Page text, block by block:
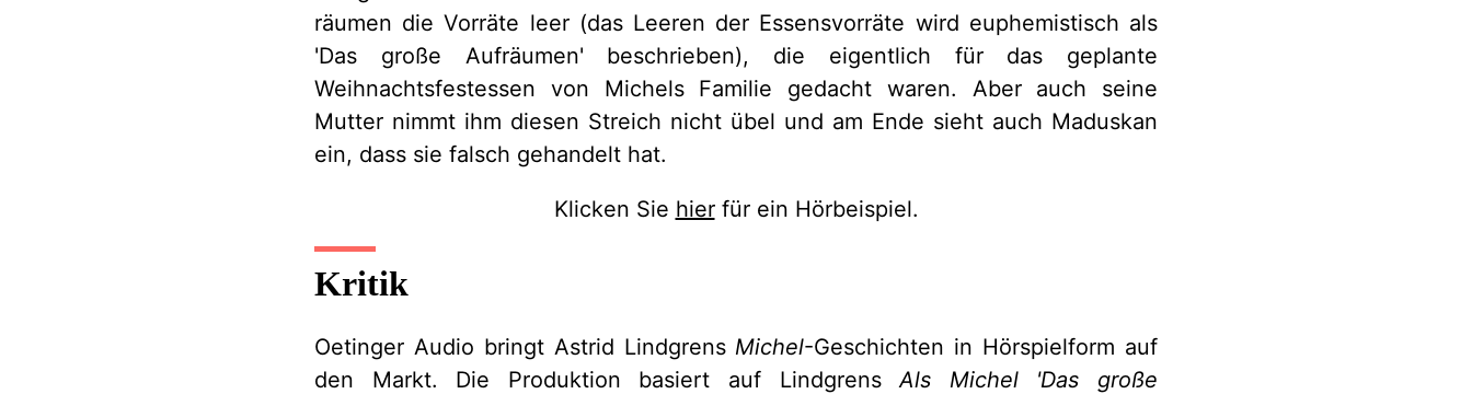
räumen die Vorräte leer (das Leeren der Essensvorräte wird euphemistisch als
'Das große Aufräumen' beschrieben), die eigentlich für das geplante
Weihnachtsfestessen von Michels Familie gedacht waren. Aber auch seine
Mutter nimmt ihm diesen Streich nicht übel und am Ende sieht auch Maduskan
ein, dass sie falsch gehandelt hat.
Klicken Sie hierfür ein Hörbeispiel.
Kritik
Oetinger Audio bringt Astrid Lindgrens Michel-Geschichten in Hörspielform auf
den Markt. Die Produktion basiert auf LindgrensAls Michel 'Das große